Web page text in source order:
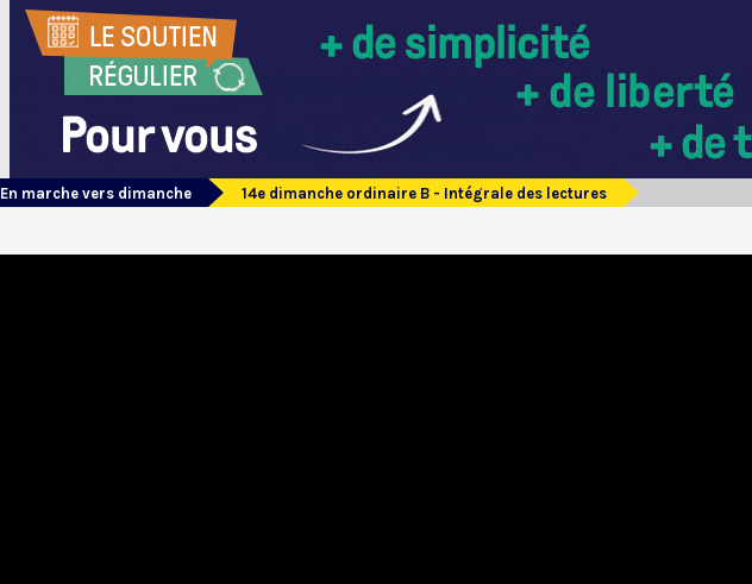
En marche vers dimanche 14e dimanche ordinaire B - Intégrale des lectures